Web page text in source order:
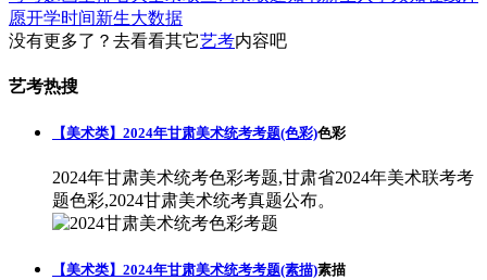
愿开学时间新生大数据
没有更多了？去看看其它艺考内容吧
艺考热搜
【美术类】2024年甘肃美术统考考题(色彩)色彩
2024年甘肃美术统考色彩考题,甘肃省2024年美术联考考
题色彩,2024甘肃美术统考真题公布。
【美术类】2024年甘肃美术统考考题(素描)素描